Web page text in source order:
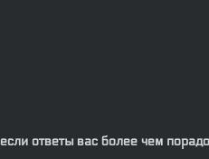
ответы вас более чем